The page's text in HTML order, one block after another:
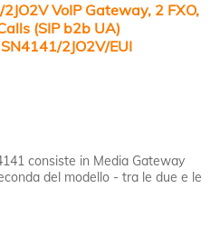
VoIP Gateway, 2 FXO,
(SIP b2b UA)
2JO2V/EUI
consiste in Media Gateway
del modello - tra le due e le